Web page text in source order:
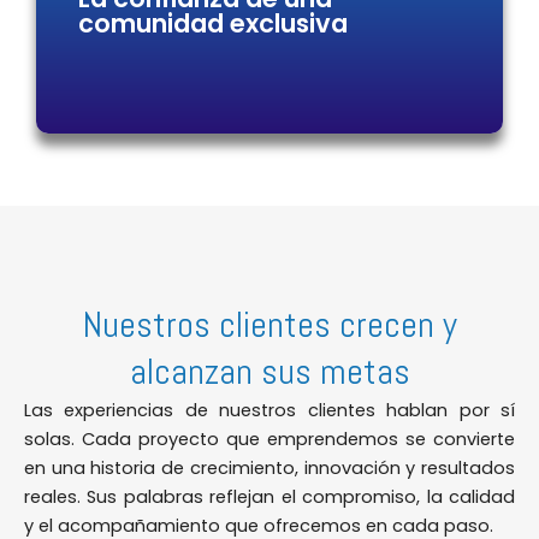
la competitividad de tu empresa.
comunidad exclusiva
de relaciones empresariales duraderas que
generan valor real.
Nuestros clientes crecen y
alcanzan sus metas
Las experiencias de nuestros clientes hablan por sí
solas. Cada proyecto que emprendemos se convierte
en una historia de crecimiento, innovación y resultados
reales. Sus palabras reflejan el compromiso, la calidad
y el acompañamiento que ofrecemos en cada paso.